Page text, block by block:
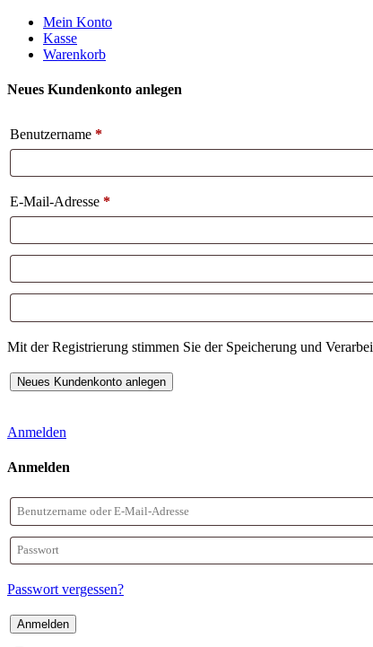
Weiter
zum
Inhalt
Mein Konto
Kasse
Warenkorb
Neues Kundenkonto anlegen
Benutzername *
E-Mail-Adresse *
Mit der Registrierung stimmen Sie der Speicherung und
Anmelden
Anmelden
Benutzername
oder
E-
Mail-
Adresse
Passwort
Passwort vergessen?